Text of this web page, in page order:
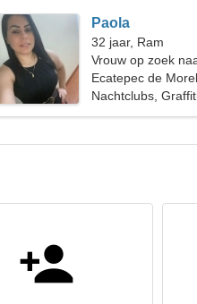
Paola
32 jaar, Ram
Vrouw op zoek
Ecatepec de
Nachtclubs,